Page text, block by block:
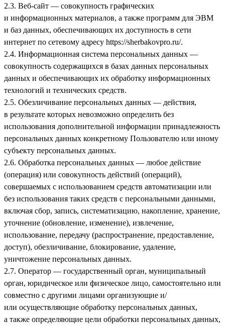
2.3. Веб-сайт — совокупность графических
и информационных материалов, а также программ для ЭВМ
и баз данных, обеспечивающих их доступность в сети
интернет по сетевому адресу https://sherbakovpro.ru/.
2.4. Информационная система персональных данных —
совокупность содержащихся в базах данных персональных
данных и обеспечивающих их обработку информационных
технологий и технических средств.
2.5. Обезличивание персональных данных — действия,
в результате которых невозможно определить без
использования дополнительной информации принадлежность
персональных данных конкретному Пользователю или иному
субъекту персональных данных.
2.6. Обработка персональных данных — любое действие
(операция) или совокупность действий (операций),
совершаемых с использованием средств автоматизации или
без использования таких средств с персональными данными,
включая сбор, запись, систематизацию, накопление, хранение,
уточнение (обновление, изменение), извлечение,
использование, передачу (распространение, предоставление,
доступ), обезличивание, блокирование, удаление,
уничтожение персональных данных.
2.7. Оператор — государственный орган, муниципальный
орган, юридическое или физическое лицо, самостоятельно или
совместно с другими лицами организующие и/
или осуществляющие обработку персональных данных,
а также определяющие цели обработки персональных данных,